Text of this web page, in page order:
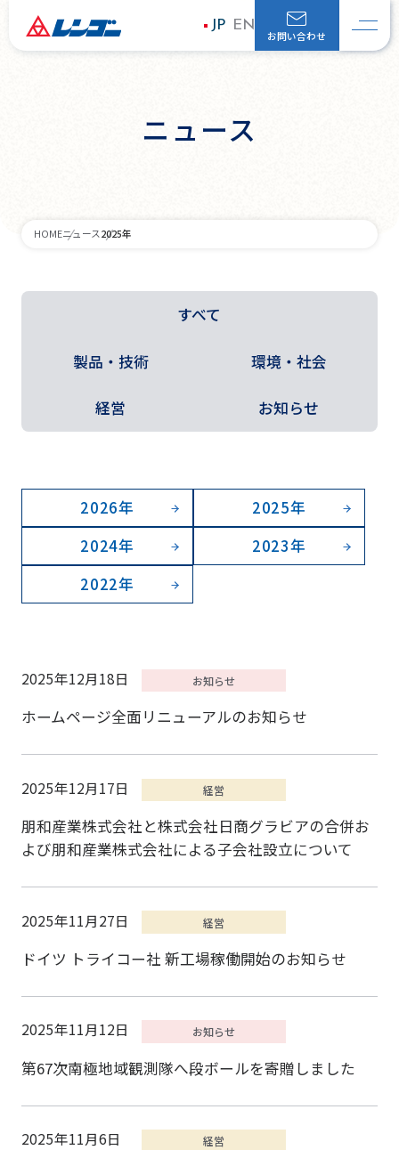
JP EN
お問い合わせ
ニュース
HOMEニュース2025年
すべて
製品・技術 環境・社会
経営 お知らせ
2026年
2025年
2024年
2023年
2022年
2025年12月18日
ホームページ全面リニューアルのお知らせ
2025年12月17日
朋和産業株式会社と株式会社日商グラビアの合併お
よび朋和産業株式会社による子会社設立について
2025年11月27日
ドイツ トライコー社 新工場稼働開始のお知らせ
2025年11月12日
第67次南極地域観測隊へ段ボールを寄贈しました
2025年11月6日